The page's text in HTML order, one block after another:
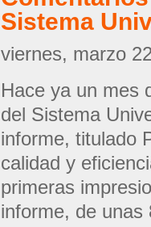
Sistema
viernes, marzo
Hace ya un mes
del Sistema
informe, titulado
calidad y
primeras
informe, de